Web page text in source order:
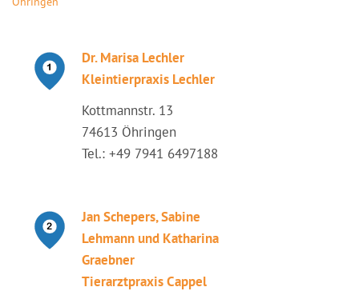
Dr. Marisa Lechler
Kleintierpraxis Lechler
Kottmannstr. 13
74613 Öhringen
Tel.: +49 7941 6497188
Jan Schepers, Sabine
Lehmann und Katharina
Graebner
Tierarztpraxis Cappel